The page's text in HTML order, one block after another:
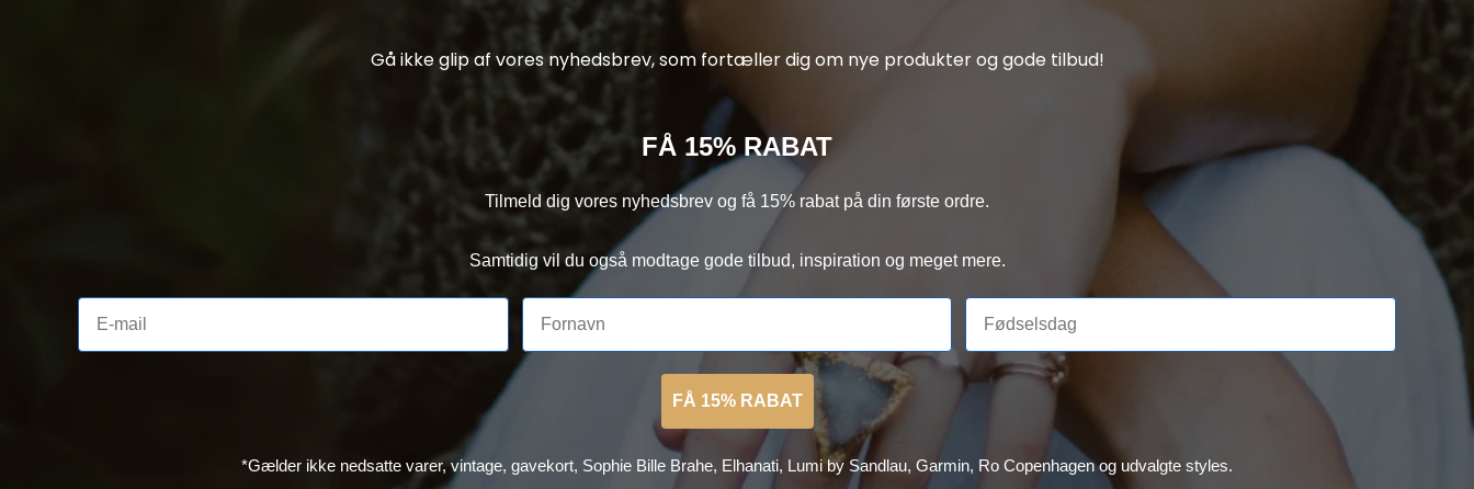
Gå ikke glip af vores nyhedsbrev, som fortæller dig om nye produkter og gode tilbud!
FÅ 15% RABAT
Tilmeld dig vores nyhedsbrev og få 15% rabat på din første ordre.
Samtidig vil du også modtage gode tilbud, inspiration og meget mere.
FÅ 15% RABAT
*Gælder ikke nedsatte varer, vintage, gavekort, Sophie Bille Brahe, Elhanati, Lumi by Sandlau, Garmin, Ro Copenhagen og udvalgte styles.